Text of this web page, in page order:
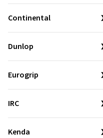
Continental
Dunlop
Eurogrip
IRC
Kenda